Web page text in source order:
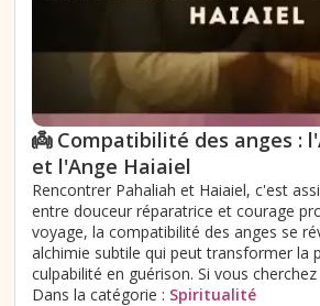
👼 Compatibilité des anges :
et l'Ange Haiaiel
Rencontrer Pahaliah et Haiaiel, c'est
entre douceur réparatrice et courage
voyage, la compatibilité des anges se
alchimie subtile qui peut transformer la
culpabilité en guérison. Si vous
Dans la catégorie : Spiritualité